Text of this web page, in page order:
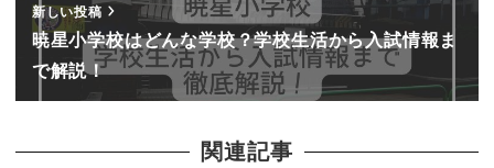
新しい投稿
暁星小学校はどんな学校？学校生活から入試情報ま
で解説！
関連記事